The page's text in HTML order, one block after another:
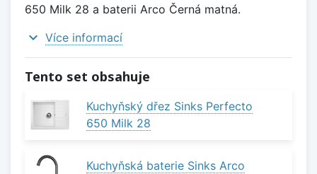
650 Milk 28 a baterii Arco Černá matná.
expand_more Více informací
Tento set obsahuje
Kuchyňský dřez Sinks Perfecto
650 Milk 28
Kuchyňská baterie Sinks Arco